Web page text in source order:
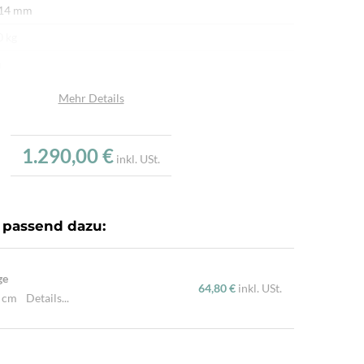
mm
Schafwolle, Von Hand geknüpft, Traditionelle
Mehr Details
1.290,00 € inkl. USt.
dazu:
Details...
64,80 € inkl. USt.